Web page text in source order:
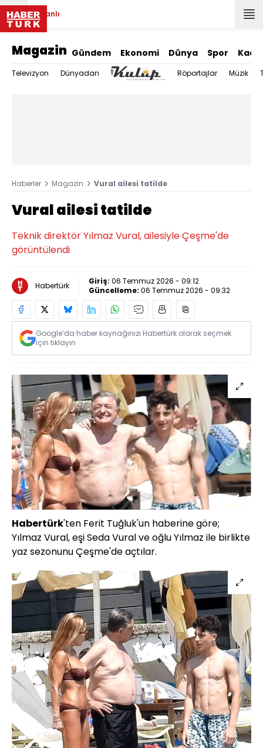
Canlı
Magazin Gündem Ekonomi Dünya Spor
Televizyon Dünyadan Röportajlar Müzik
Haberler Magazin Vural ailesi tatilde
Vural ailesi tatilde
Teknik direktör Yılmaz Vural, ailesiyle Çeşme'de
görüntülendi
Habertürk Giriş: 06 Temmuz 2026 - 09:12
Güncelleme: 06 Temmuz 2026 - 09:32
Google’da haber kaynağınızı Habertürk olarak seçmek
için tıklayın
Habertürk'ten Ferit Tuğluk'un haberine göre;
Yılmaz Vural, eşi Seda Vural ve oğlu Yılmaz ile birlikte
yaz sezonunu Çeşme'de açtılar.